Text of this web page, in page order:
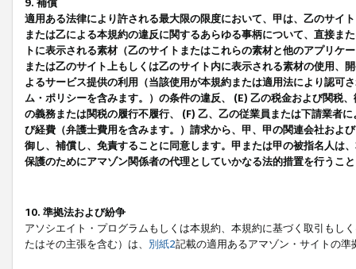
9. 補償
適用ある法律により許される最大限の限度において、甲は、乙のサイ
または乙による本規約の違反に関するあらゆる事柄について、直接ま
トに表示される素材（乙のサイトまたはこれらの素材と他のアプリ
または乙のサイト上もしくは乙のサイト内に表示される素材の使用、
よるサービス提供の利用（当該使用が本規約または適用法により認可
ム・ポリシーを含みます。）の条件の違反、 (E) 乙の税金および関税
の義務または関税の履行不履行、 (F) 乙、乙の従業員または下請業者
び経費（弁護士費用を含みます。）請求から、甲、甲の関連会社およ
御し、補償し、免責することに同意します。甲または甲の被指名人は
保護のためにアマゾン関係者の代理としていかなる法的措置を行うこ
10. 準拠法および紛争
アソシエイト・プログラムもしくは本規約、本規約に基づく取引もし
たはその主張を含む）は、 別紙2記載の適用あるアマゾン・サイトの